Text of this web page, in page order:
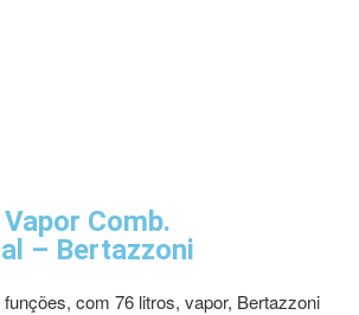
Comb.
– Bertazzoni
com 76 litros, vapor, Bertazzoni